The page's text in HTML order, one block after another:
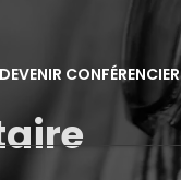
DEVENIR CONFÉRENCIER